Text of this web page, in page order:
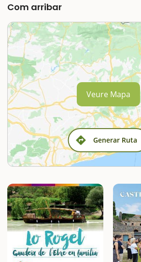
Com arribar
Generar Ruta
Veure Mapa